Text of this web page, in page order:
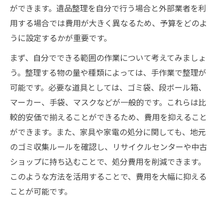
ができます。遺品整理を自分で行う場合と外部業者を利
用する場合では費用が大きく異なるため、予算をどのよ
うに設定するかが重要です。
まず、自分でできる範囲の作業について考えてみましょ
う。整理する物の量や種類によっては、手作業で整理が
可能です。必要な道具としては、ゴミ袋、段ボール箱、
マーカー、手袋、マスクなどが一般的です。これらは比
較的安価で揃えることができるため、費用を抑えること
ができます。また、家具や家電の処分に関しても、地元
のゴミ収集ルールを確認し、リサイクルセンターや中古
ショップに持ち込むことで、処分費用を削減できます。
このような方法を活用することで、費用を大幅に抑える
ことが可能です。